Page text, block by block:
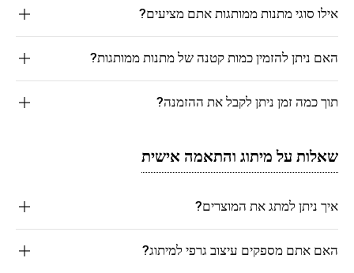
אילו סוגי מתנות ממותגות אתם מציעים?
האם ניתן להזמין כמות קטנה של מתנות ממותגות?
תוך כמה זמן ניתן לקבל את ההזמנה?
שאלות על מיתוג והתאמה אישית
איך ניתן למתג את המוצרים?
האם אתם מספקים עיצוב גרפי למיתוג?